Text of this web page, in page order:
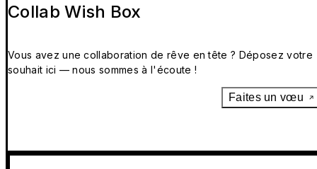
Collab Wish Box
Vous avez une collaboration de rêve en tête ? Déposez votre
souhait ici — nous sommes à l'écoute !
Faites un vœu